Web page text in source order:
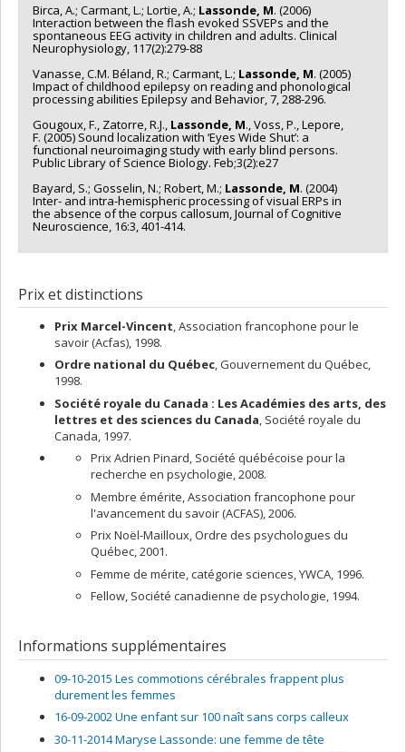
Birca, A.; Carmant, L.; Lortie, A.; Lassonde, M. (2006)
Interaction between the flash evoked SSVEPs and the
spontaneous EEG activity in children and adults. Clinical
Neurophysiology, 117(2):279-88
Vanasse, C.M. Béland, R.; Carmant, L.; Lassonde, M. (2005)
Impact of childhood epilepsy on reading and phonological
processing abilities Epilepsy and Behavior, 7, 288-296.
Gougoux, F., Zatorre, R.J., Lassonde, M., Voss, P., Lepore,
F. (2005) Sound localization with ‘Eyes Wide Shut’: a
functional neuroimaging study with early blind persons.
Public Library of Science Biology. Feb;3(2):e27
Bayard, S.; Gosselin, N.; Robert, M.; Lassonde, M. (2004)
Inter- and intra-hemispheric processing of visual ERPs in
the absence of the corpus callosum, Journal of Cognitive
Neuroscience, 16:3, 401-414.
Prix et distinctions
Prix Marcel-Vincent, Association francophone pour le
savoir (Acfas), 1998.
Ordre national du Québec, Gouvernement du Québec,
1998.
Société royale du Canada : Les Académies des arts, des
lettres et des sciences du Canada, Société royale du
Canada, 1997.
Prix Adrien Pinard, Société québécoise pour la
recherche en psychologie, 2008.
Membre émérite, Association francophone pour
l'avancement du savoir (ACFAS), 2006.
Prix Noël-Mailloux, Ordre des psychologues du
Québec, 2001.
Femme de mérite, catégorie sciences, YWCA, 1996.
Fellow, Société canadienne de psychologie, 1994.
Informations supplémentaires
09-10-2015 Les commotions cérébrales frappent plus
durement les femmes
16-09-2002 Une enfant sur 100 naît sans corps calleux
30-11-2014 Maryse Lassonde: une femme de tête